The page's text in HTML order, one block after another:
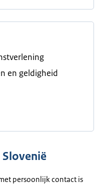
en geldigheid
persoonlijk contact is